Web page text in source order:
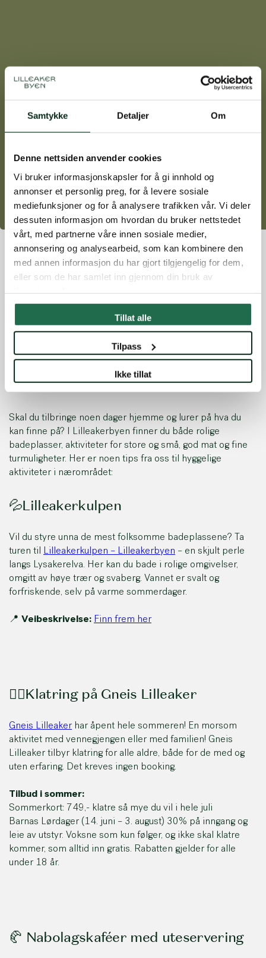
Samtykke Detaljer Om
Denne nettsiden anvender cookies
Vi bruker informasjonskapsler for å gi innhold og
annonser et personlig preg, for å levere sosiale
mediefunksjoner og for å analysere trafikken vår. Vi deler
dessuten informasjon om hvordan du bruker nettstedet
vårt, med partnerne våre innen sosiale medier,
annonsering og analysearbeid, som kan kombinere den
med annen informasjon du har gjort tilgjengelig for dem,
eller som de har samlet inn gjennom din bruk av
Tillat alle
Tilpass
Ikke tillat
Sommer i
Lilleakerbyen
Lilleakerbyen byr på en rekke opplevelser for deg som
skal være hjemme i sommerferien.
Skal du tilbringe noen dager hjemme og lurer på hva du
kan finne på? I Lilleakerbyen finner du både rolige
badeplasser, aktiviteter for store og små, god mat og fine
turmuligheter. Her er noen tips fra oss til hyggelige
aktiviteter i nærområdet:
💦Lilleakerkulpen
Vil du styre unna de mest folksomme badeplassene? Ta
turen til
Lilleakerkulpen – Lilleakerbyen – en skjult perle
langs Lysakerelva. Her kan du bade i rolige omgivelser,
omgitt av høye trær og svaberg. Vannet er svalt og
forfriskende, selv på varme sommerdager.
📍 Veibeskrivelse: Finn frem her
🧗‍♀️Klatring på Gneis Lilleaker
Gneis Lilleaker har åpent hele sommeren! En morsom
aktivitet med vennegjengen eller med familien! Gneis
Lilleaker tilbyr klatring for alle aldre, både for de med og
uten erfaring. Det kreves ingen booking.
Tilbud i sommer:
Sommerkort: 749,- klatre så mye du vil i hele juli
Barnas Lørdager (14. juni – 3. august) 30% på inngang og
leie av utstyr. Voksne som kun følger, og ikke skal klatre
kommer, som alltid inn gratis. Rabatten gjelder for alle
under 18 år.
🥐 Nabolagskaféer med uteservering